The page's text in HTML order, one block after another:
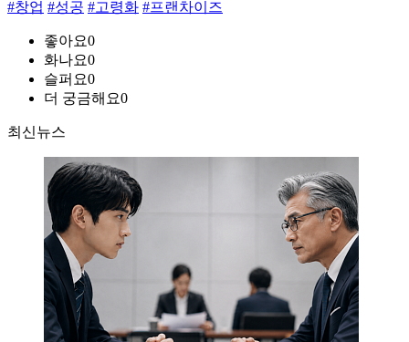
#창업 #성공 #고령화 #프랜차이즈
좋아요0
화나요0
슬퍼요0
더 궁금해요0
최신뉴스